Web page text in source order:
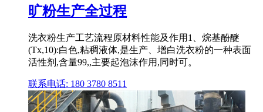
旷粉生产全过程
洗衣粉生产工艺流程原材料性能及作用1、烷基酚醚
(Tx,10):白色,粘稠液体,是生产、增白洗衣粉的一种表面
活性剂,含量99,,主要起泡沫作用,同时可。
联系电话: 180 3780 8511